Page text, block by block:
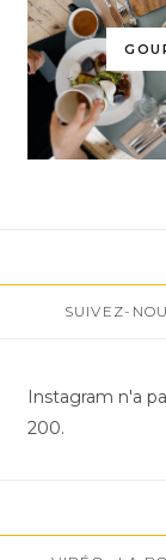
SUIVEZ-
Instagram n'a
200.